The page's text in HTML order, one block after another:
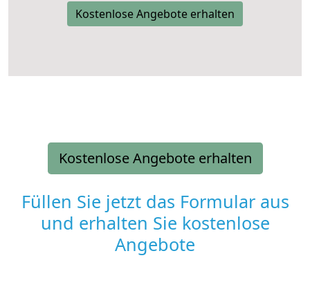
Kostenlose Angebote erhalten
Kostenlose Angebote erhalten
Füllen Sie jetzt das Formular aus
und erhalten Sie kostenlose
Angebote